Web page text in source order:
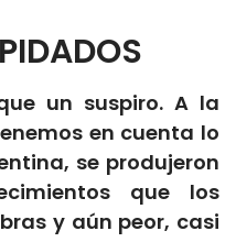
un suspiro. A la
en cuenta lo
se produjeron
que los
y aún peor, casi